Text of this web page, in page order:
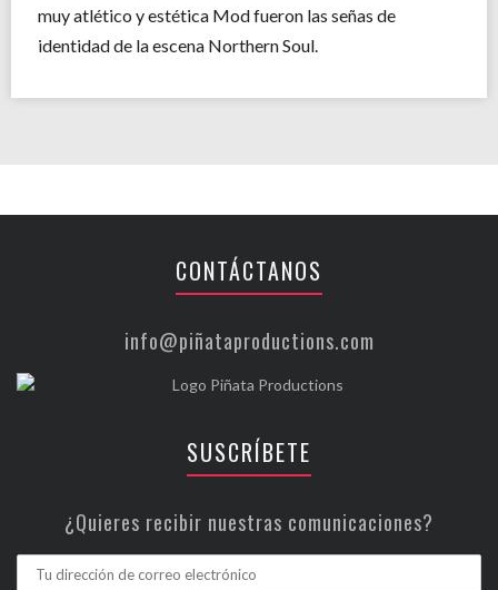
muy atlético y estética Mod fueron las señas de
identidad de la escena Northern Soul.
CONTÁCTANOS
info@piñataproductions.com
SUSCRÍBETE
¿Quieres recibir nuestras comunicaciones?